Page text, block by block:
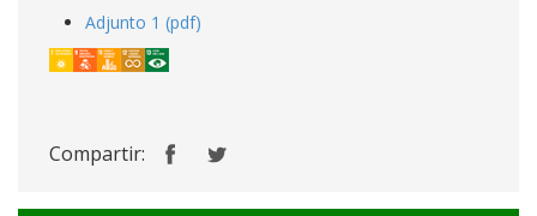
Adjunto 1 (pdf)
Compartir: